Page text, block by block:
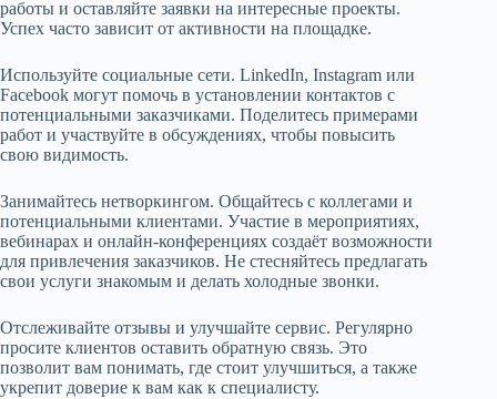
работы и оставляйте заявки на интересные проекты.
Успех часто зависит от активности на площадке.
Используйте социальные сети. LinkedIn, Instagram или
Facebook могут помочь в установлении контактов с
потенциальными заказчиками. Поделитесь примерами
работ и участвуйте в обсуждениях, чтобы повысить
свою видимость.
Занимайтесь нетворкингом. Общайтесь с коллегами и
потенциальными клиентами. Участие в мероприятиях,
вебинарах и онлайн-конференциях создаёт возможности
для привлечения заказчиков. Не стесняйтесь предлагать
свои услуги знакомым и делать холодные звонки.
Отслеживайте отзывы и улучшайте сервис. Регулярно
просите клиентов оставить обратную связь. Это
позволит вам понимать, где стоит улучшиться, а также
укрепит доверие к вам как к специалисту.